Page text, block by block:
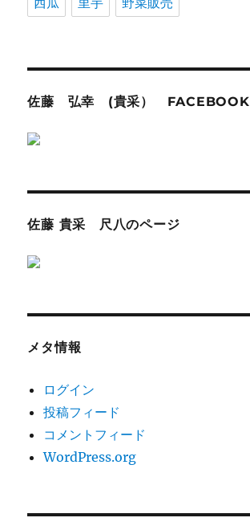
佐藤 弘幸 (貴采） FACEBOOK
佐藤 貴采 尺八のページ
メタ情報
ログイン
投稿フィード
コメントフィード
WordPress.org